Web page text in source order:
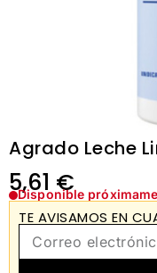
Agrado Leche
5,61 €
Disponible
TE AVISAMOS EN